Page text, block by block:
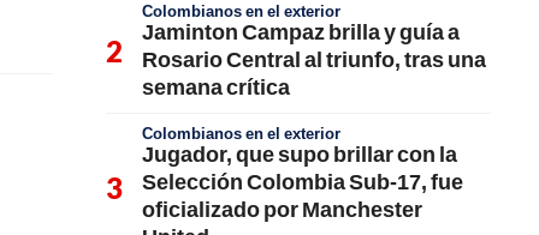
Colombianos en el exterior
Jaminton Campaz brilla y guía a
Rosario Central al triunfo, tras una
semana crítica
Colombianos en el exterior
Jugador, que supo brillar con la
Selección Colombia Sub-17, fue
oficializado por Manchester